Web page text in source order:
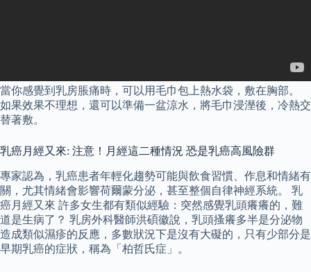
當你感覺到乳房脹痛時，可以用毛巾包上熱水袋，敷在胸部。
如果效果不理想，還可以準備一盆涼水，將毛巾浸溼後，冷熱交
替著敷。
乳癌月經又來: 注意！月經這二種情況 恐是乳癌高風險群
專家認為，乳癌患者年輕化趨勢可能與飲食習慣、作息和情緒有
關，尤其情緒會影響荷爾蒙分泌，甚至整個自律神經系統。 乳
癌月經又來 許多女生都有類似經驗：突然感覺乳頭癢癢的，難
道是生病了？ 乳房外科醫師洪碩徽說，乳頭搔癢多半是分泌物
造成類似濕疹的反應，多數狀況下是沒有大礙的，只有少部分是
早期乳癌的症狀，稱為「柏哲氏症」。